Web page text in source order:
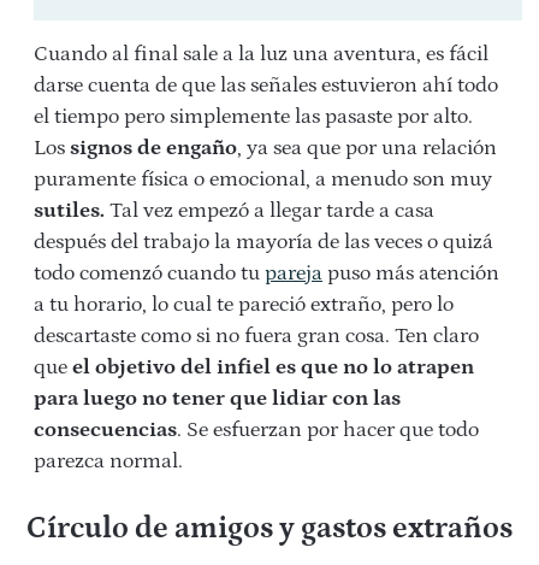
Cuando al final sale a la luz una aventura, es fácil
darse cuenta de que las señales estuvieron ahí todo
el tiempo pero simplemente las pasaste por alto.
Los signos de engaño, ya sea que por una relación
puramente física o emocional, a menudo son muy
sutiles. Tal vez empezó a llegar tarde a casa
después del trabajo la mayoría de las veces o quizá
todo comenzó cuando tu pareja puso más atención
a tu horario, lo cual te pareció extraño, pero lo
descartaste como si no fuera gran cosa. Ten claro
que el objetivo del infiel es que no lo atrapen
para luego no tener que lidiar con las
consecuencias. Se esfuerzan por hacer que todo
parezca normal.
Círculo de amigos y gastos extraños